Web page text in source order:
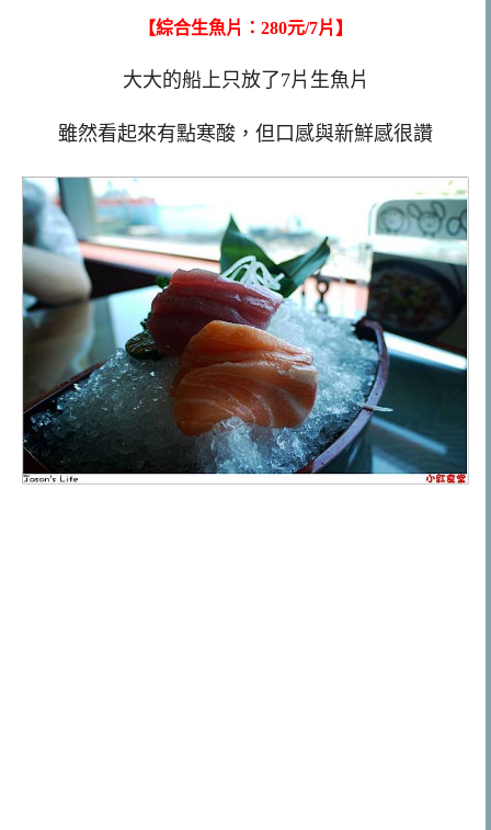
【綜合生魚片：280元/7片】
大大的船上只放了7片生魚片
雖然看起來有點寒酸，但口感與新鮮感很讚